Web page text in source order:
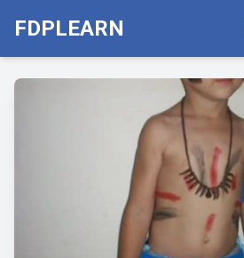
FDPLEARN